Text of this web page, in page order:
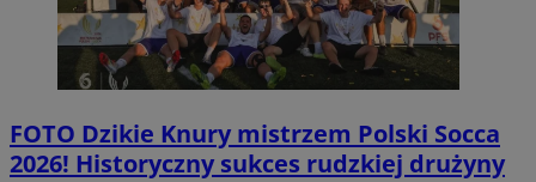
FOTO Dzikie Knury mistrzem Polski Socca
2026! Historyczny sukces rudzkiej drużyny